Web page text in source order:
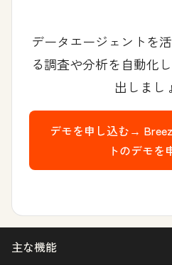
データエージェントを
る調査や分析を自動化
出しまし
デモを申し込む→
トのデモを
主な機能